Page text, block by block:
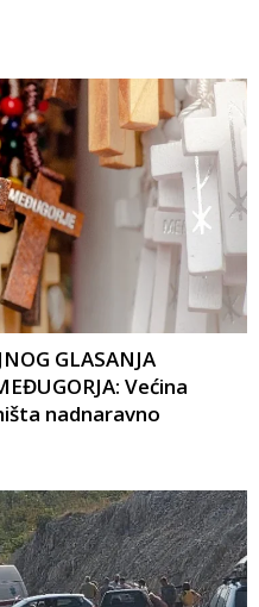
GLASANJA
Većina
nadnaravno